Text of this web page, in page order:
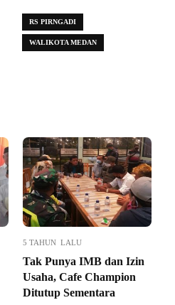
RS PIRNGADI
WALIKOTA MEDAN
5 TAHUN LALU
Tak Punya IMB dan Izin
Usaha, Cafe Champion
Ditutup Sementara